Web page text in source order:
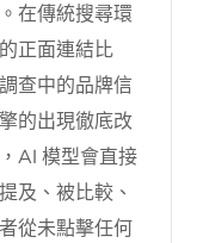
在傳統搜尋環
正面連結比
查中的品牌信
的出現徹底改
AI 模型會直接
及、被比較、
從未點擊任何